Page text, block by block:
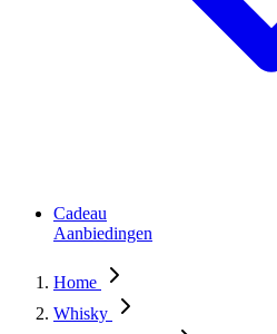
Cadeau
Aanbiedingen
Home
Whisky